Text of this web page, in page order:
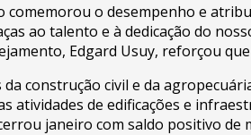
o desempenho e
ao talento e à dedicação do
Edgard Usuy, reforçou
construção civil e da
atividades de edificações e
janeiro com saldo positivo de